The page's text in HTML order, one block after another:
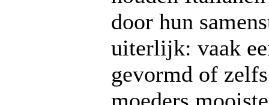
door hun
uiterlijk: vaak
gevormd of